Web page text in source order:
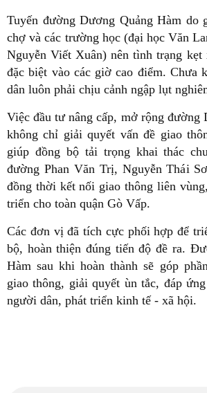
Tuyến đường Dương Quảng Hàm do
chợ và các trường học (đại học Văn
Nguyễn Viết Xuân) nên tình trạng kẹt
đặc biệt vào các giờ cao điểm. Chưa
dân luôn phải chịu cảnh ngập lụt
Việc đầu tư nâng cấp, mở rộng đường
không chỉ giải quyết vấn đề giao
giúp đồng bộ tải trọng khai thác
đường Phan Văn Trị, Nguyễn Thái
đồng thời kết nối giao thông liên
triển cho toàn quận Gò Vấp.
Các đơn vị đã tích cực phối hợp để
bộ, hoàn thiện đúng tiến độ đề ra.
Hàm sau khi hoàn thành sẽ góp
giao thông, giải quyết ùn tắc, đáp
người dân, phát triển kinh tế - xã hội.